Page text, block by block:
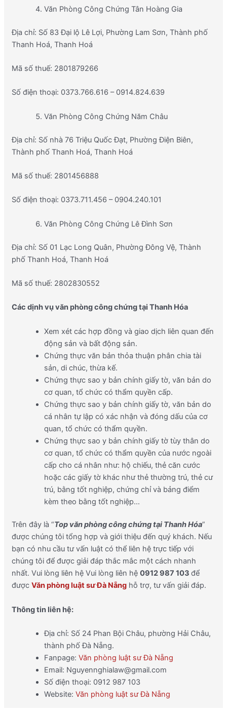
Văn Phòng Công Chứng Tân Hoàng Gia
Địa chỉ: Số 83 Đại lộ Lê Lợi, Phường Lam Sơn, Thành phố
Thanh Hoá, Thanh Hoá
Mã số thuế: 2801879266
Số điện thoại: 0373.766.616 – 0914.824.639
Văn Phòng Công Chứng Năm Châu
Địa chỉ: Số nhà 76 Triệu Quốc Đạt, Phường Điện Biên,
Thành phố Thanh Hoá, Thanh Hoá
Mã số thuế: 2801456888
Số điện thoại: 0373.711.456 – 0904.240.101
Văn Phòng Công Chứng Lê Đình Sơn
Địa chỉ: Số 01 Lạc Long Quân, Phường Đông Vệ, Thành
phố Thanh Hoá, Thanh Hoá
Mã số thuế: 2802830552
Các dịnh vụ văn phòng công chứng tại Thanh Hóa
Xem xét các hợp đồng và giao dịch liên quan đến
động sản và bất động sản.
Chứng thực văn bản thỏa thuận phân chia tài
sản, di chúc, thừa kế.
Chứng thực sao y bản chính giấy tờ, văn bản do
cơ quan, tổ chức có thẩm quyền cấp.
Chứng thực sao y bản chính giấy tờ, văn bản do
cá nhân tự lập có xác nhận và đóng dấu của cơ
quan, tổ chức có thẩm quyền.
Chứng thực sao y bản chính giấy tờ tùy thân do
cơ quan, tổ chức có thẩm quyền của nước ngoài
cấp cho cá nhân như: hộ chiếu, thẻ căn cước
hoặc các giấy tờ khác như thẻ thường trú, thẻ cư
trú, bằng tốt nghiệp, chứng chỉ và bảng điểm
kèm theo bằng tốt nghiệp…
Trên đây là “Top văn phòng công chứng tại Thanh Hóa”
được chúng tôi tổng hợp và giới thiệu đến quý khách. Nếu
bạn có nhu cầu tư vấn luật có thể liên hệ trực tiếp với
chúng tôi để được giải đáp thắc mắc một cách nhanh
nhất. Vui lòng liên hệ Vui lòng liên hệ 0912 987 103 để
được Văn phòng luật sư Đà Nẵnghỗ trợ, tư vấn giải đáp.
Thông tin liên hệ:
Địa chỉ: Số 24 Phan Bội Châu, phường Hải Châu,
thành phố Đà Nẵng.
Fanpage: Văn phòng luật sư Đà Nẵng
Email: Nguyennghialaw@gmail.com
Số điện thoại: 0912 987 103
Website: Văn phòng luật sư Đà Nẵng